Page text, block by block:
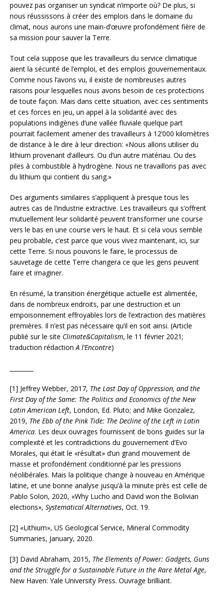
pouvez pas organiser un syndicat n’importe où? De plus, si
nous réussissons à créer des emplois dans le domaine du
climat, nous aurons une main-d’œuvre profondément fière de
sa mission pour sauver la Terre.
Tout cela suppose que les travailleurs du service climatique
aient la sécurité de l’emploi, et des emplois gouvernementaux.
Comme nous l’avons vu, il existe de nombreuses autres
raisons pour lesquelles nous avons besoin de ces protections
de toute façon. Mais dans cette situation, avec ces sentiments
et ces forces en jeu, un appel à la solidarité avec des
populations indigènes d’une vallée fluviale quelque part
pourrait facilement amener des travailleurs à 12’000 kilomètres
de distance à le dire à leur direction: «Nous allons utiliser du
lithium provenant d’ailleurs. Ou d’un autre matériau. Ou des
piles à combustible à hydrogène. Nous ne travaillons pas avec
du lithium qui contient du sang.»
Des arguments similaires s’appliquent à presque tous les
autres cas de l’industrie extractive. Les travailleurs qui s’offrent
mutuellement leur solidarité peuvent transformer une course
vers le bas en une course vers le haut. Et si cela vous semble
peu probable, c’est parce que vous vivez maintenant, ici, sur
cette Terre. Si nous pouvons le faire, le processus de
sauvetage de cette Terre changera ce que les gens peuvent
faire et imaginer.
En résumé, la transition énergétique actuelle est alimentée,
dans de nombreux endroits, par une destruction et un
empoisonnement effroyables lors de l’extraction des matières
premières. Il n’est pas nécessaire qu’il en soit ainsi. (Article
publié sur le site Climate&Capitalism, le 11 février 2021;
traduction rédactionA l’Encontre)
[1] Jeffrey Webber, 2017, The Last Day of Oppression, and the
First Day of the Same: The Politics and Economics of the New
Latin American Left, London, Ed. Pluto; and Mike Gonzalez,
2019, The Ebb of the Pink Tide: The Decline of the Left in Latin
America. Les deux ouvrages fournissent de bons guides sur la
complexité et les contradictions du gouvernement d’Evo
Morales, qui était le «résultat» d’un grand mouvement de
masse et profondément conditionné par les pressions
néolibérales. Mais la politique change à nouveau en Amérique
latine, et une bonne analyse jusqu’à la minute près est celle de
Pablo Solon, 2020, «Why Lucho and David won the Bolivian
elections», Systematical Alternatives, Oct. 19.
[2] «Lithium», US Geological Service, Mineral Commodity
Summaries, January, 2020.
[3] David Abraham, 2015, The Elements of Power: Gadgets, Guns
and the Struggle for a Sustainable Future in the Rare Metal Age,
New Haven: Yale University Press. Ouvrage brilliant.